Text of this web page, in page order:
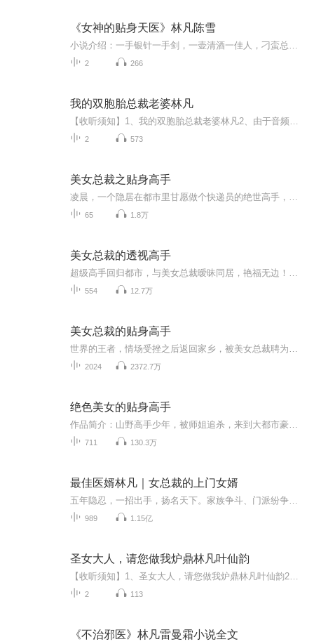
《女神的贴身天医》林凡陈雪
2 266
我的双胞胎总裁老婆林凡
2 573
美女总裁之贴身高手
65 1.8万
美女总裁的透视高手
554 12.7万
美女总裁的贴身高手
2024 2372.7万
绝色美女的贴身高手
711 130.3万
最佳医婿林凡｜女总裁的上门女婿
989 1.15亿
圣女大人，请您做我炉鼎林凡叶仙韵
2 113
《不治邪医》林凡雷曼霜小说全文